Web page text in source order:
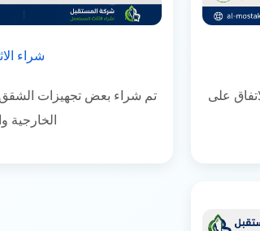
على
شراء
تم شراء بعض تجهيزات الشقق
الخارجية